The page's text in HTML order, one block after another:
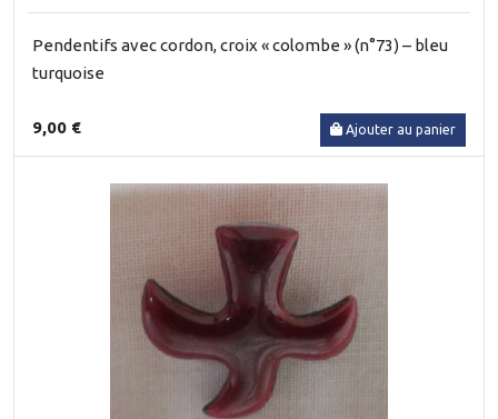
Pendentifs avec cordon, croix « colombe » (n°73) – bleu
turquoise
9,00 € Ajouter au panier